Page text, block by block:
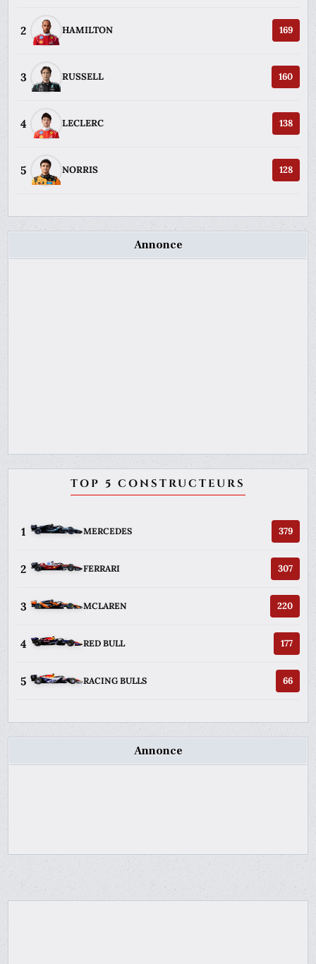
2 HAMILTON 169
3 RUSSELL 160
4 LECLERC 138
5 NORRIS 128
Annonce
TOP 5 CONSTRUCTEURS
1 MERCEDES 379
2 FERRARI 307
3 MCLAREN 220
4 RED BULL 177
5 RACING BULLS 66
Annonce